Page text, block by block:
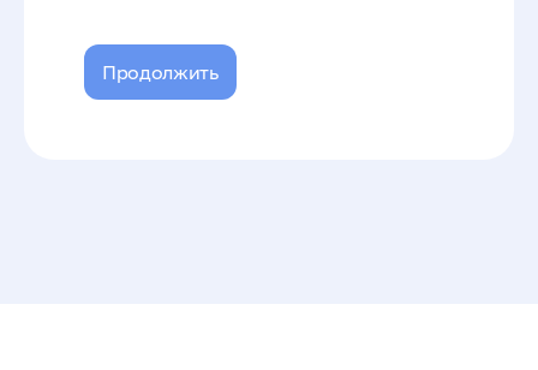
Продолжить